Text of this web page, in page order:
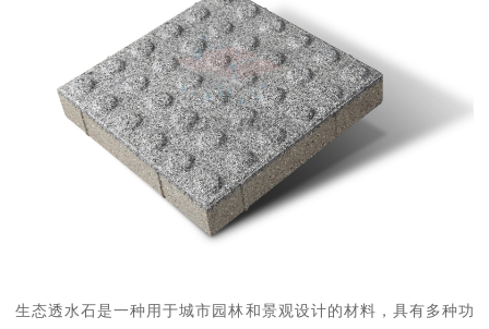
生态透水石是一种用于城市园林和景观设计的材料，具有多种功